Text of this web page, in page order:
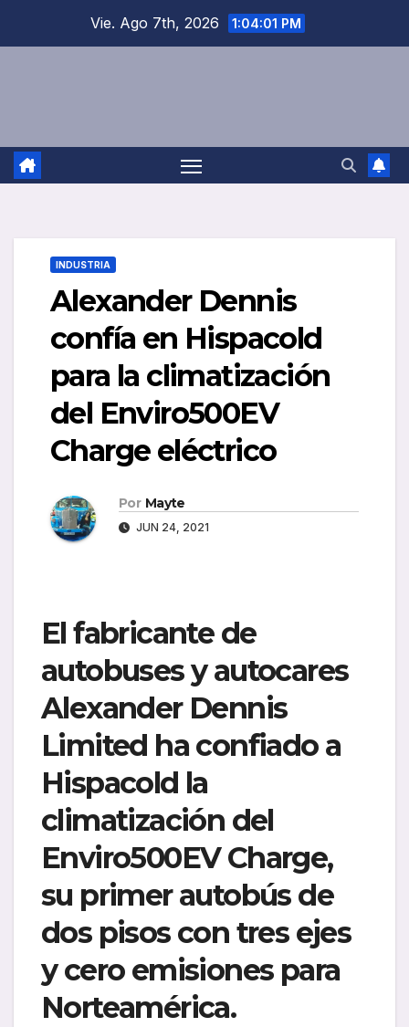
Vie. Ago 7th, 2026 1:04:01 PM
INDUSTRIA
Alexander Dennis
confía en Hispacold
para la climatización
del Enviro500EV
Charge eléctrico
Por Mayte
JUN 24, 2021
El fabricante de
autobuses y autocares
Alexander Dennis
Limited ha confiado a
Hispacold la
climatización del
Enviro500EV Charge,
su primer autobús de
dos pisos con tres ejes
y cero emisiones para
Norteamérica.